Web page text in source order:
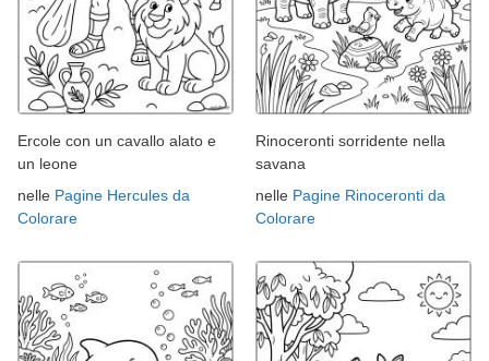
Ercole con un cavallo alato e
un leone
nelle Pagine Hercules da
Colorare
Rinoceronti sorridente nella
savana
nelle Pagine Rinoceronti da
Colorare